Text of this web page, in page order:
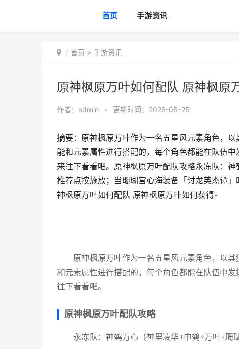
首页 手游资讯
首页 > 手游资讯
原神枫原万叶如何配队 原神枫原
作者： admin • 更新时间：2026-05-25
摘要：原神枫原万叶作为一名五星风元素角色，
能和元素属性进行搭配的，每个角色都能在队伍
来往下看看吧。原神枫原万叶配队攻略永冻队：
推荐点按施放；当珊瑚宫心海装备「讨龙英杰谭
神枫原万叶如何配队 原神枫原万叶如何获得-
原神枫原万叶作为一名五星风元素角色，以其
和元素属性进行搭配的，每个角色都能在队伍中
往下看看吧。
原神枫原万叶配队攻略
永冻队：神鹤万心（神里凌华+申鹤+万叶+珊